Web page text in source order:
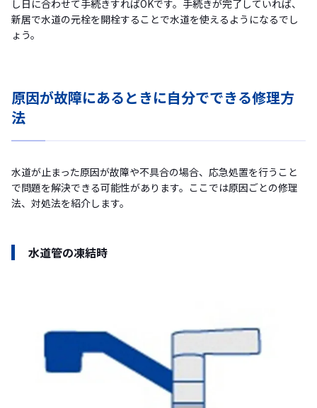
し日に合わせて手続きすればOKです。手続きが完了していれば、
新居で水道の元栓を開栓することで水道を使えるようになるでし
ょう。
原因が故障にあるときに自分でできる修理方
法
水道が止まった原因が故障や不具合の場合、応急処置を行うこと
で問題を解決できる可能性があります。ここでは原因ごとの修理
法、対処法を紹介します。
水道管の凍結時